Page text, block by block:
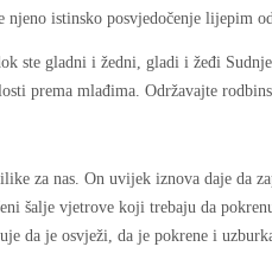
istinsko posvjedočenje lijepim
ste gladni i žedni, gladi i žeđi
prema mlađima. Održavajte
za nas. On uvijek iznova daje da
šalje vjetrove koji trebaju da
da je osvježi, da je pokrene i